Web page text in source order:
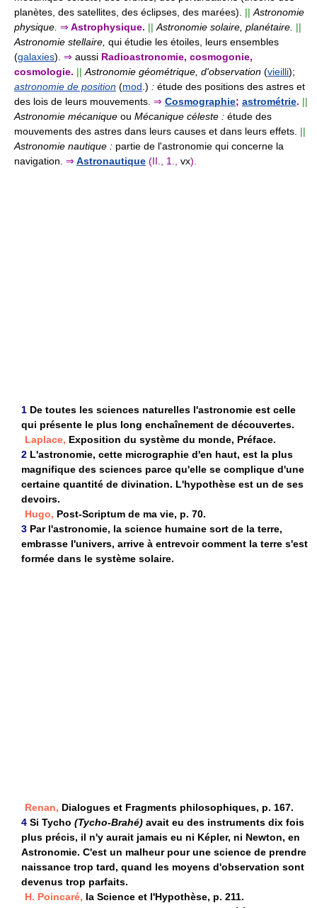
planètes, des satellites, des éclipses, des marées). || Astronomie
physique. ⇒ Astrophysique. || Astronomie solaire, planétaire. ||
Astronomie stellaire, qui étudie les étoiles, leurs ensembles
(galaxies). ⇒ aussi Radioastronomie, cosmogonie,
cosmologie. || Astronomie géométrique, d'observation (vieilli);
astronomie de position (mod.) : étude des positions des astres et
des lois de leurs mouvements. ⇒ Cosmographie; astrométrie. ||
Astronomie mécanique ou Mécanique céleste : étude des
mouvements des astres dans leurs causes et dans leurs effets. ||
Astronomie nautique : partie de l'astronomie qui concerne la
navigation. ⇒ Astronautique (II., 1., vx).
1 De toutes les sciences naturelles l'astronomie est celle
qui présente le plus long enchaînement de découvertes.
Laplace, Exposition du système du monde, Préface.
2 L'astronomie, cette micrographie d'en haut, est la plus
magnifique des sciences parce qu'elle se complique d'une
certaine quantité de divination. L'hypothèse est un de ses
devoirs.
Hugo, Post-Scriptum de ma vie, p. 70.
3 Par l'astronomie, la science humaine sort de la terre,
embrasse l'univers, arrive à entrevoir comment la terre s'est
formée dans le système solaire.
Renan, Dialogues et Fragments philosophiques, p. 167.
4 Si Tycho (Tycho-Brahé) avait eu des instruments dix fois
plus précis, il n'y aurait jamais eu ni Képler, ni Newton, en
Astronomie. C'est un malheur pour une science de prendre
naissance trop tard, quand les moyens d'observation sont
devenus trop parfaits.
H. Poincaré, la Science et l'Hypothèse, p. 211.